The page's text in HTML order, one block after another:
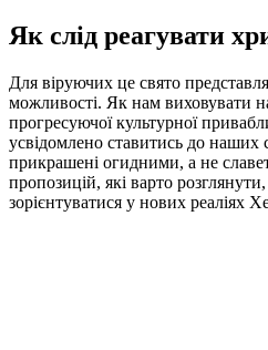
Як слід реагувати
Для віруючих це свято
можливості. Як нам виховувати
прогресуючої культурної
усвідомлено ставитись до наших
прикрашені огидними, а не
пропозицій, які варто
зорієнтуватися у нових реаліях